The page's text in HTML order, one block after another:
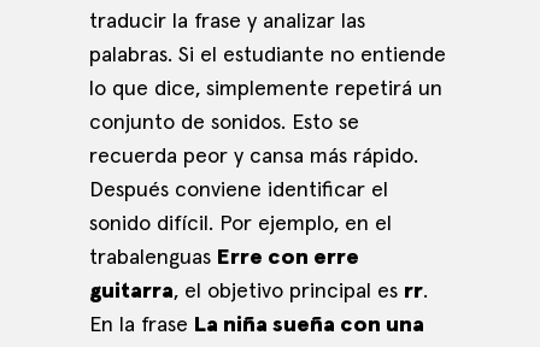
traducir la frase y analizar las
palabras. Si el estudiante no entiende
lo que dice, simplemente repetirá un
conjunto de sonidos. Esto se
recuerda peor y cansa más rápido.
Después conviene identificar el
sonido difícil. Por ejemplo, en el
trabalenguas Erre con erre
guitarra, el objetivo principal es rr.
En la frase La niña sueña con una